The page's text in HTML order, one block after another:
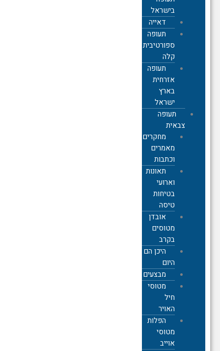
בישראל
דאייה
תעופה
ספורטיבית
קלה
תעופה
אזרחית
בארץ
ישראל
תעופה
צבאית
מחקרים,
מאמרים
וכתבות
תאונות
וארועי
בטיחות
טיסה
אובדן
מטוסים
בקרב
היכן הם
היום
מבצעים
מטוסי
חיל
האויר
הפלות
מטוסי
אוייב